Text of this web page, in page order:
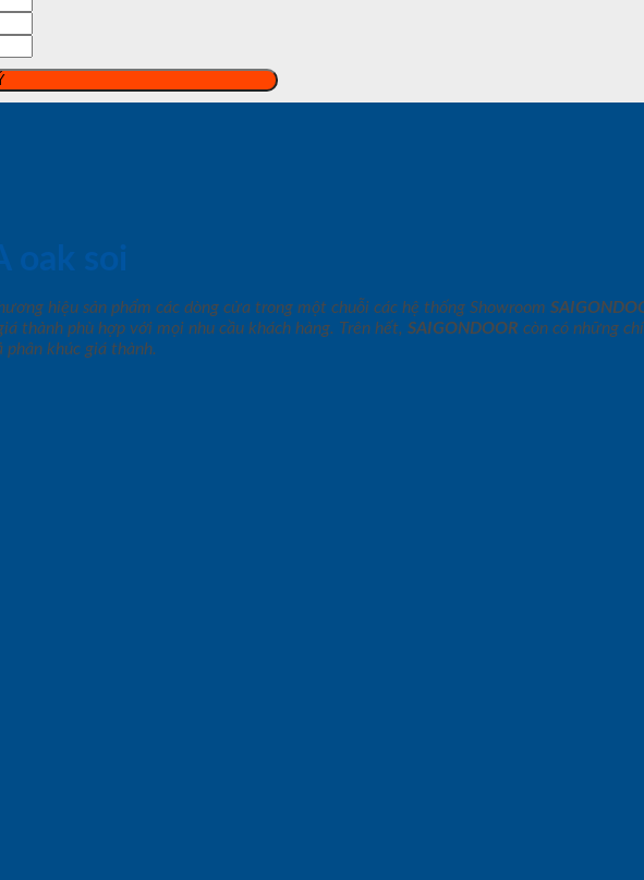
oak soi
hiệu sản phẩm các dòng cửa trong một chuỗi các hệ thống Showroom
thành phù hợp với mọi nhu cầu khách hàng. Trên hết, SAIGONDOOR còn có những
khúc giá thành.